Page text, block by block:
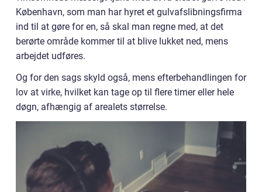
København, som man har hyret et gulvafslibningsfirma
ind til at gøre for en, så skal man regne med, at det
berørte område kommer til at blive lukket ned, mens
arbejdet udføres.
Og for den sags skyld også, mens efterbehandlingen for
lov at virke, hvilket kan tage op til flere timer eller hele
døgn, afhængig af arealets størrelse.